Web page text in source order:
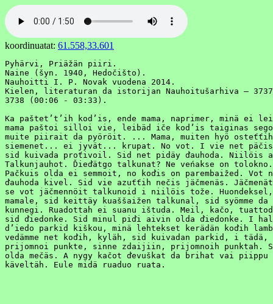
koordinuatat: 61.558,33.601
Pyhärvi, Priäžän piiri.
Naine (šyn. 1940, Hedočišto).
Nauhoitti I. P. Novak vuodena 2014.
Kielen, literaturan da istorijan Nauhoitušarhiva –
3738 (00:06 - 03:33).
Ka paštet’t’ih kod’is, ende mama, naprimer, minä ei
mama paštoi silloi vie, leibäd iče kod’is taiginas
muite piirait da pyöröit. ... Mama, muiten hyö osteťťih
siemenet... ei jyvät... krupat. No vot. I vie net päčis
sid kuivada proťivoil. Sid net pidäy ďauhoda. Niilöis
Talkunjauhot. Ďieďätgo talkunat? Ne veńakse on tolokno.
Pačkuis olda ei semmoit, no koďis on parembaižed.
ďauhoda kivel. Sid vie azuťťih nečis jäčmenäs.
se vot jäčmennöit talkunoid i niilöis tože. Huondeksel,
mamale, sid keittäy kuaššaižen talkunal, sid syömme da
kunnegi. Ruadottah ei suanu ištuda. Meil, kačo,
sid ďiedonke. Sid minul piďi aivin olda ďiedonke. I
d’iedo parkid kiškou, minä lehtekset kerädän koďih
vedämme net koďih, kyläh, sid kuivadan parkid, i
prijomnoi punkte, sinne zdaijiin, prijomnoih punktah.
olda mečäs. A nygy kačot ďevuškat da brihat vai piippu